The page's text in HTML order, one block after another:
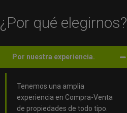
¿Por qué elegirnos?
Por nuestra experiencia.
Tenemos una amplia
experiencia en Compra-Venta
de propiedades de todo tipo.